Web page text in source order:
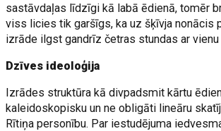
sastāvdaļas līdzīgi kā labā ēdienā, tomēr
viss licies tik garšīgs, ka uz šķīvja nonācis
izrāde ilgst gandrīz četras stundas ar
Dzīves ideoloģija
Izrādes struktūra kā divpadsmit kārtu
kaleidoskopisku un ne obligāti lineāru
Rītiņa personību. Par iestudējuma